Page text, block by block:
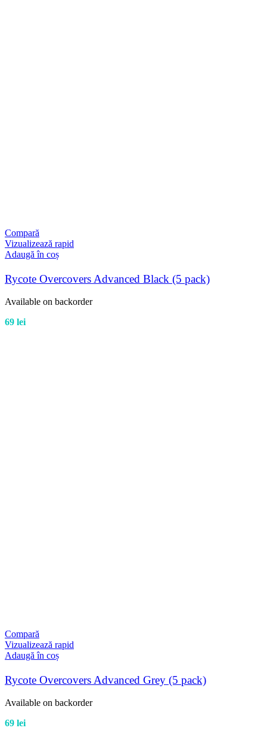
Compară
Vizualizează rapid
Adaugă în coș
Rycote Overcovers Advanced Black (5 pack)
Available on backorder
69 lei
Compară
Vizualizează rapid
Adaugă în coș
Rycote Overcovers Advanced Grey (5 pack)
Available on backorder
69 lei